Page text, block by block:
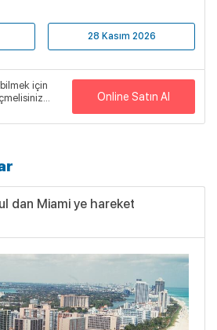
28 Kasım 2026
için
Online Satın Al
dan Miami ye hareket